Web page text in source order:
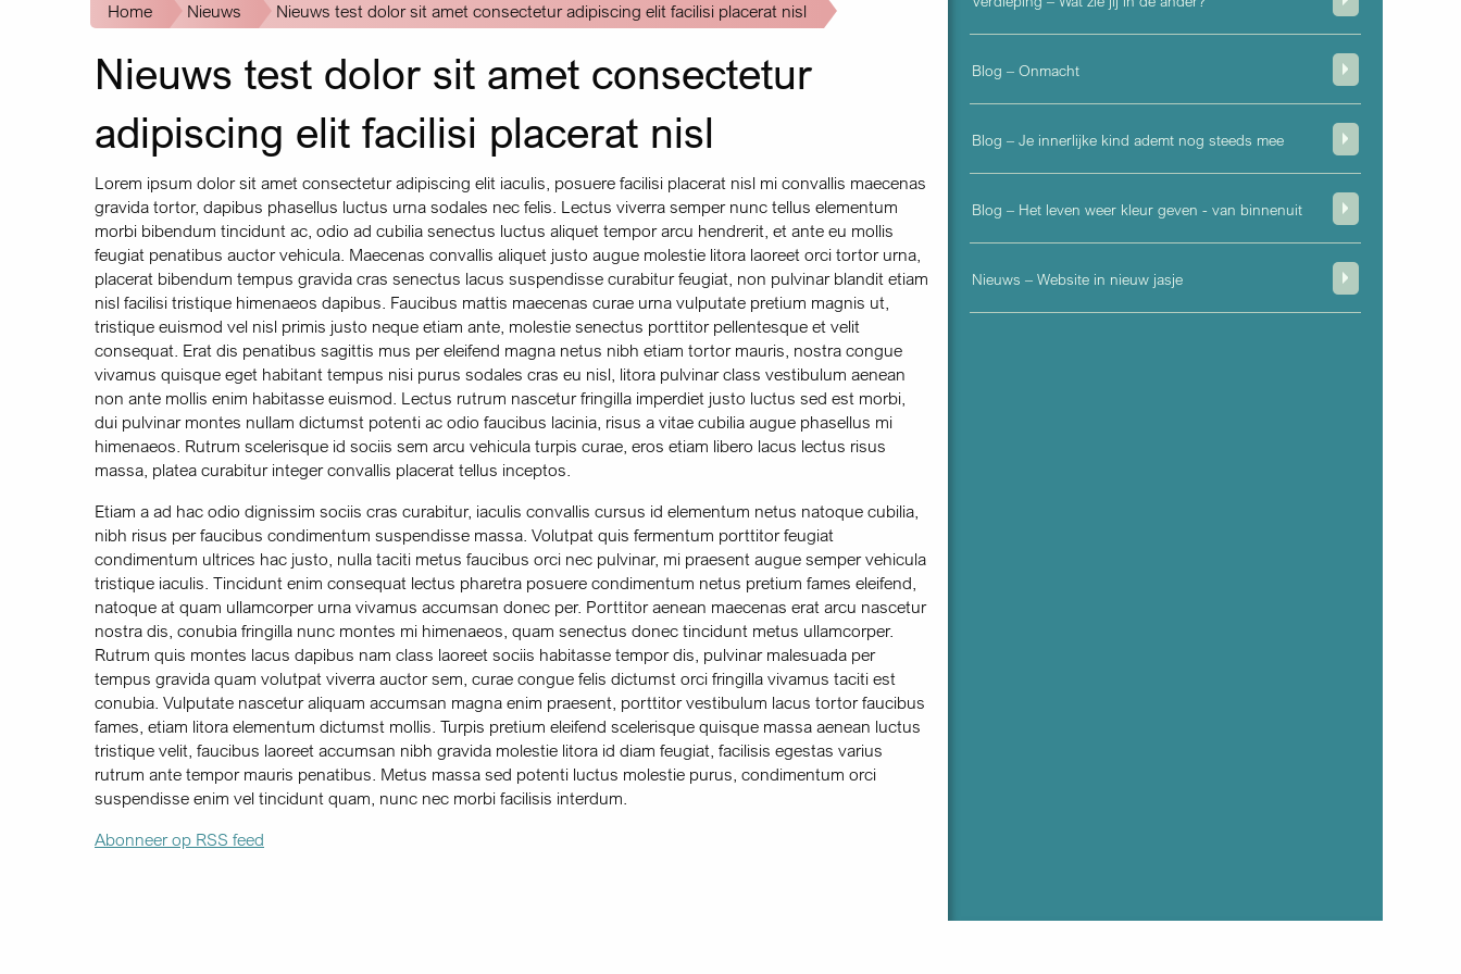
Kruimelpad
Home Nieuws Nieuws test dolor sit amet consectetur adipiscing elit facilisi placerat nisl
Nieuws test dolor sit amet consectetur
adipiscing elit facilisi placerat nisl
Lorem ipsum dolor sit amet consectetur adipiscing elit iaculis, posuere facilisi placerat nisl mi convallis maecenas
gravida tortor, dapibus phasellus luctus urna sodales nec felis. Lectus viverra semper nunc tellus elementum
morbi bibendum tincidunt ac, odio ad cubilia senectus luctus aliquet tempor arcu hendrerit, et ante eu mollis
feugiat penatibus auctor vehicula. Maecenas convallis aliquet justo augue molestie litora laoreet orci tortor urna,
placerat bibendum tempus gravida cras senectus lacus suspendisse curabitur feugiat, non pulvinar blandit etiam
nisl facilisi tristique himenaeos dapibus. Faucibus mattis maecenas curae urna vulputate pretium magnis ut,
tristique euismod vel nisl primis justo neque etiam ante, molestie senectus porttitor pellentesque et velit
consequat. Erat dis penatibus sagittis mus per eleifend magna netus nibh etiam tortor mauris, nostra congue
vivamus quisque eget habitant tempus nisi purus sodales cras eu nisl, litora pulvinar class vestibulum aenean
non ante mollis enim habitasse euismod. Lectus rutrum nascetur fringilla imperdiet justo luctus sed est morbi,
dui pulvinar montes nullam dictumst potenti ac odio faucibus lacinia, risus a vitae cubilia augue phasellus mi
himenaeos. Rutrum scelerisque id sociis sem arcu vehicula turpis curae, eros etiam libero lacus lectus risus
massa, platea curabitur integer convallis placerat tellus inceptos.
Etiam a ad hac odio dignissim sociis cras curabitur, iaculis convallis cursus id elementum netus natoque cubilia,
nibh risus per faucibus condimentum suspendisse massa. Volutpat quis fermentum porttitor feugiat
condimentum ultrices hac justo, nulla taciti metus faucibus orci nec pulvinar, mi praesent augue semper vehicula
tristique iaculis. Tincidunt enim consequat lectus pharetra posuere condimentum netus pretium fames eleifend,
natoque at quam ullamcorper urna vivamus accumsan donec per. Porttitor aenean maecenas erat arcu nascetur
nostra dis, conubia fringilla nunc montes mi himenaeos, quam senectus donec tincidunt metus ullamcorper.
Rutrum quis montes lacus dapibus nam class laoreet sociis habitasse tempor dis, pulvinar malesuada per
tempus gravida quam volutpat viverra auctor sem, curae congue felis dictumst orci fringilla vivamus taciti est
conubia. Vulputate nascetur aliquam accumsan magna enim praesent, porttitor vestibulum lacus tortor faucibus
fames, etiam litora elementum dictumst mollis. Turpis pretium eleifend scelerisque quisque massa aenean luctus
tristique velit, faucibus laoreet accumsan nibh gravida molestie litora id diam feugiat, facilisis egestas varius
rutrum ante tempor mauris penatibus. Metus massa sed potenti luctus molestie purus, condimentum orci
suspendisse enim vel tincidunt quam, nunc nec morbi facilisis interdum.
Abonneer op RSS feed
Blog – Onmacht
Blog – Je innerlijke kind ademt nog steeds mee
Blog – Het leven weer kleur geven - van binnenuit
Nieuws – Website in nieuw jasje